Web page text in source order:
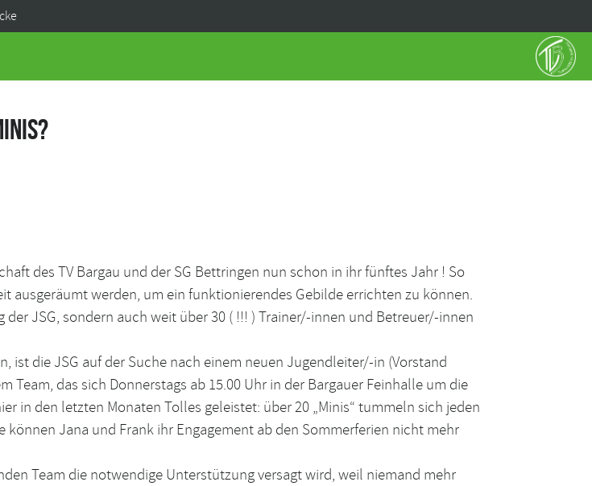
des TV Bargau und der SG Bettringen nun schon in ihr fünftes Jahr ! So
ausgeräumt werden, um ein funktionierendes Gebilde errichten zu können.
JSG, sondern auch weit über 30 ( !!! ) Trainer/-innen und Betreuer/-innen
die JSG auf der Suche nach einem neuen Jugendleiter/-in (Vorstand
Team, das sich Donnerstags ab 15.00 Uhr in der Bargauer Feinhalle um die
in den letzten Monaten Tolles geleistet: über 20 „Minis“ tummeln sich jeden
Jana und Frank ihr Engagement ab den Sommerferien nicht mehr
Team die notwendige Unterstützung versagt wird, weil niemand mehr